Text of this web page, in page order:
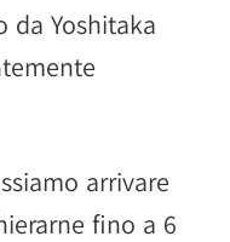
da Yoshitaka
arrivare
fino a 6